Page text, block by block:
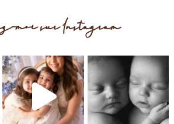
moi sur Instagram